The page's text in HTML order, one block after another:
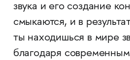
звука и его создание
смыкаются, и в
ты находишься в мире
благодаря